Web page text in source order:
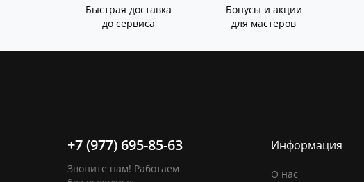
Быстрая доставка
до сервиса
Бонусы и акции
для мастеров
+7 (977) 695-85-63
Звоните нам! Работаем
Информация
О нас